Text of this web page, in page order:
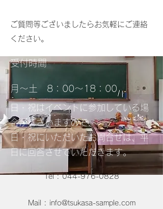
​ご質問等ございましたらお気軽にご連絡
ください。
​​受付時間
月～土 8：00～18：00
​日・祝はイベントに参加している場
合がございますので、
日・祝にいただいたお問合せは、平
日に回答させていただきます。
Tel : 044-976-0828
Mail : info@tsukasa-sample.com